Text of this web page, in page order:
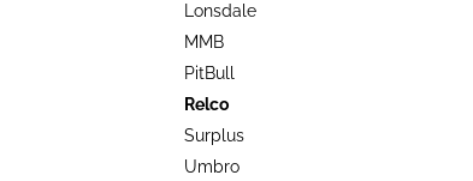
Lonsdale
MMB
PitBull
Relco
Surplus
Umbro